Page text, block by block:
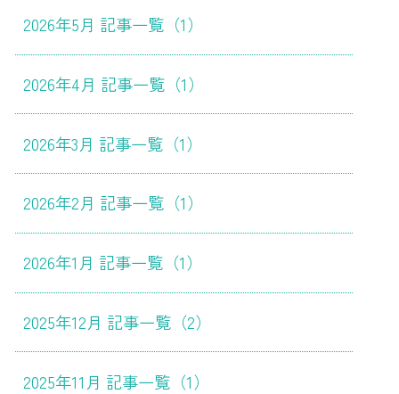
2026年5月 記事一覧（1）
2026年4月 記事一覧（1）
2026年3月 記事一覧（1）
2026年2月 記事一覧（1）
2026年1月 記事一覧（1）
2025年12月 記事一覧（2）
2025年11月 記事一覧（1）